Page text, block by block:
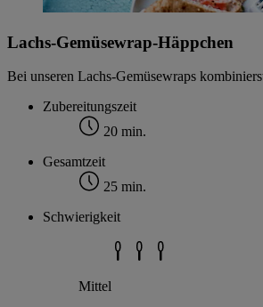
Lachs-Gemüsewrap-Häppchen
Bei unseren Lachs-Gemüsewraps
Zubereitungszeit
20 min.
Gesamtzeit
25 min.
Schwierigkeit
Mittel